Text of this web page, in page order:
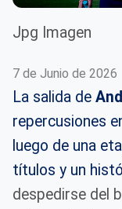
Jpg Imagen
7 de Junio de 2026
La salida de
repercusiones
luego de una
títulos y un
despedirse del